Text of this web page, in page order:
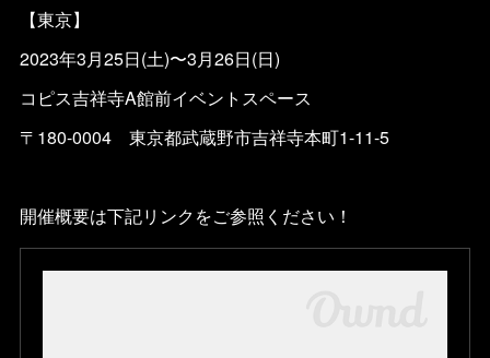
【東京】
2023年3月25日(土)〜3月26日(日)
コピス吉祥寺A館前イベントスペース
〒180-0004 東京都武蔵野市吉祥寺本町1-11-5
開催概要は下記リンクをご参照ください！